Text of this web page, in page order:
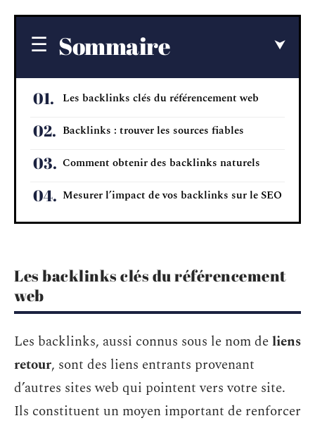
Sommaire
Les backlinks clés du référencement web
Backlinks : trouver les sources fiables
Comment obtenir des backlinks naturels
Mesurer l’impact de vos backlinks sur le SEO
Les backlinks clés du référencement
web
Les backlinks, aussi connus sous le nom deliens
retour, sont des liens entrants provenant
d’autres sites web qui pointent vers votre site.
Ils constituent un moyen important de renforcer